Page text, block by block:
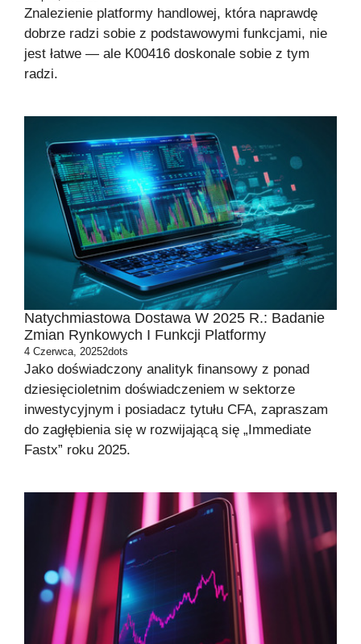
Znalezienie platformy handlowej, która naprawdę
dobrze radzi sobie z podstawowymi funkcjami, nie
jest łatwe — ale K00416 doskonale sobie z tym
radzi.
Natychmiastowa Dostawa W 2025 R.: Badanie
Zmian Rynkowych I Funkcji Platformy
4 Czerwca, 20252dots
Jako doświadczony analityk finansowy z ponad
dziesięcioletnim doświadczeniem w sektorze
inwestycyjnym i posiadacz tytułu CFA, zapraszam
do zagłębienia się w rozwijającą się „Immediate
Fastx” roku 2025.